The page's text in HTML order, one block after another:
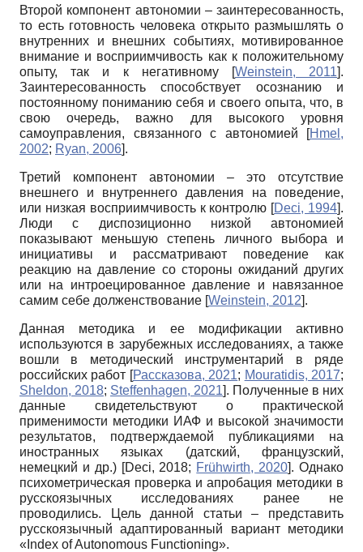
Второй компонент автономии – заинтересованность,
то есть готовность человека открыто размышлять о
внутренних и внешних событиях, мотивированное
внимание и восприимчивость как к положительному
опыту, так и к негативному
[Weinstein, 2011].
Заинтересованность способствует осознанию и
постоянному пониманию себя и своего опыта, что, в
свою очередь, важно для высокого уровня
самоуправления, связанного с автономией
[Hmel,
2002; Ryan, 2006].
Третий компонент автономии – это отсутствие
внешнего и внутреннего давления на поведение,
или низкая восприимчивость к контролю [Deci, 1994].
Люди с диспозиционно низкой автономией
показывают меньшую степень личного выбора и
инициативы и рассматривают поведение как
реакцию на давление со стороны ожиданий других
или на интроецированное давление и навязанное
самим себе долженствование [Weinstein, 2012].
Данная методика и ее модификации активно
используются в зарубежных исследованиях, а также
вошли в методический инструментарий в ряде
российских работ [Рассказова, 2021; Mouratidis, 2017;
Sheldon, 2018; Steffenhagen, 2021]. Полученные в них
данные свидетельствуют о практической
применимости методики ИАФ и высокой значимости
результатов, подтверждаемой публикациями на
иностранных языках (датский, французский,
немецкий и др.) [Deci, 2018; Frühwirth, 2020]. Однако
психометрическая проверка и апробация методики в
русскоязычных исследованиях ранее не
проводились. Цель данной статьи – представить
русскоязычный адаптированный вариант методики
«Index of Autonomous Functioning».